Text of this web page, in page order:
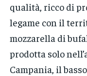
qualità, ricco di
legame con il
mozzarella di
prodotta solo
Campania, il